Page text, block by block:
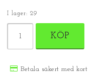
I lager: 29
KÖP
Betala säkert med kort